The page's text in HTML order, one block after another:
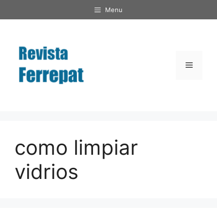
al
Menu
Menú
como limpiar
vidrios